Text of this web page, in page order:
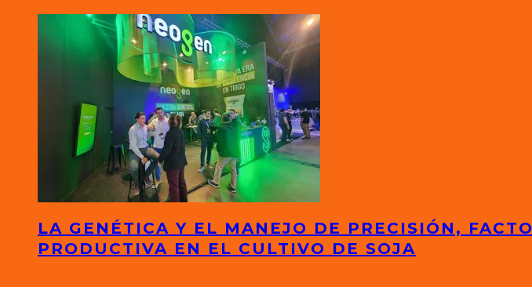
LA GENÉTICA Y EL MANEJO DE PRECISIÓN,
PRODUCTIVA EN EL CULTIVO DE SOJA